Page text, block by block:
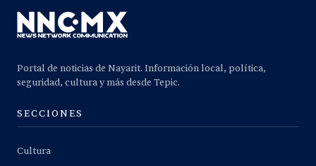
Portal de noticias de Nayarit. Información local, política,
seguridad, cultura y más desde Tepic.
SECCIONES
Cultura